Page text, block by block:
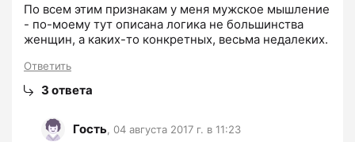
По всем этим признакам у меня мужское мышление
- по-моему тут описана логика не большинства
женщин, а каких-то конкретных, весьма недалеких.
Ответить
3 ответа
Гость 04 августа 2017 г. в 11:23